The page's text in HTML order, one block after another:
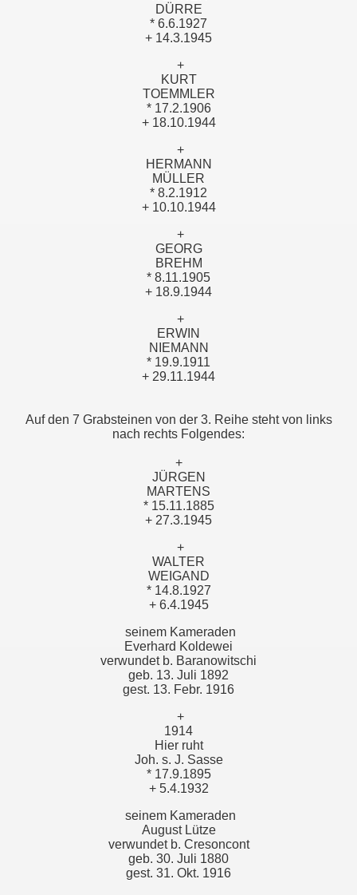
DÜRRE
* 6.6.1927
+ 14.3.1945
+
KURT
TOEMMLER
* 17.2.1906
+ 18.10.1944
+
HERMANN
MÜLLER
* 8.2.1912
+ 10.10.1944
+
GEORG
BREHM
* 8.11.1905
+ 18.9.1944
+
ERWIN
NIEMANN
* 19.9.1911
+ 29.11.1944
Auf den 7 Grabsteinen von der 3. Reihe steht von links
nach rechts Folgendes:
+
JÜRGEN
MARTENS
* 15.11.1885
+ 27.3.1945
+
WALTER
WEIGAND
* 14.8.1927
+ 6.4.1945
seinem Kameraden
Everhard Koldewei
verwundet b. Baranowitschi
geb. 13. Juli 1892
gest. 13. Febr. 1916
+
1914
Hier ruht
Joh. s. J. Sasse
* 17.9.1895
+ 5.4.1932
seinem Kameraden
August Lütze
verwundet b. Cresoncont
geb. 30. Juli 1880
gest. 31. Okt. 1916